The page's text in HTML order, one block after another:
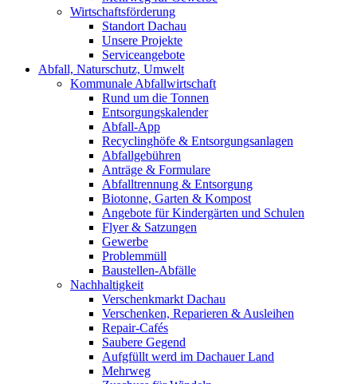
Wirtschaftsförderung
Standort Dachau
Unsere Projekte
Serviceangebote
Abfall, Naturschutz, Umwelt
Kommunale Abfallwirtschaft
Rund um die Tonnen
Entsorgungskalender
Abfall-App
Recyclinghöfe & Entsorgungsanlagen
Abfallgebühren
Anträge & Formulare
Abfalltrennung & Entsorgung
Biotonne, Garten & Kompost
Angebote für Kindergärten und Schulen
Flyer & Satzungen
Gewerbe
Problemmüll
Baustellen-Abfälle
Nachhaltigkeit
Verschenkmarkt Dachau
Verschenken, Reparieren & Ausleihen
Repair-Cafés
Saubere Gegend
Aufgfüllt werd im Dachauer Land
Mehrweg